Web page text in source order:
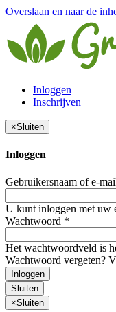
Overslaan en naar de
Inloggen
Inschrijven
×Sluiten
Inloggen
Gebruikersnaam of e-
U kunt inloggen met uw
Wachtwoord *
Het wachtwoordveld is
Wachtwoord vergeten?
Inloggen
Sluiten
×Sluiten